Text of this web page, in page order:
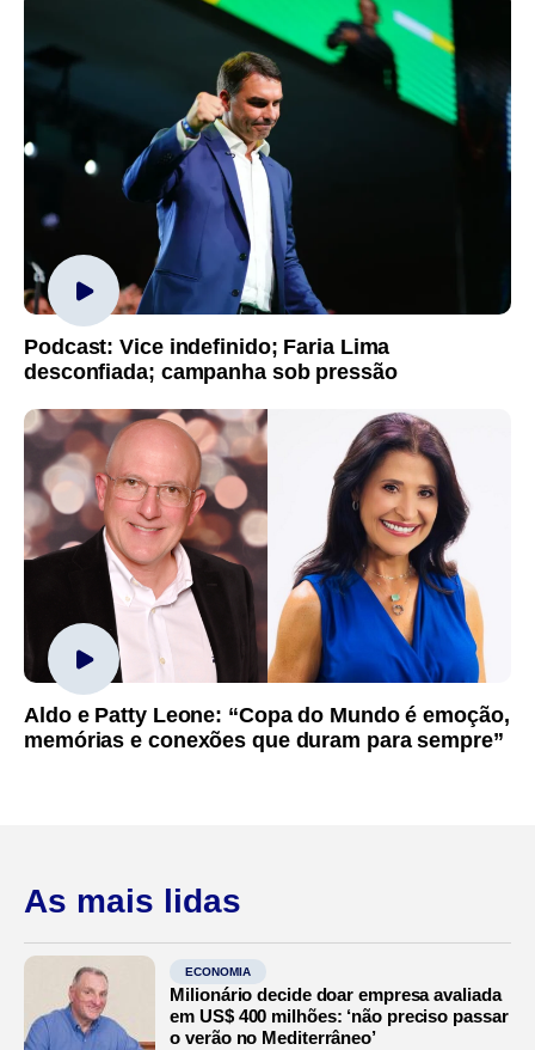
Podcast: Vice indefinido; Faria Lima
desconfiada; campanha sob pressão
Aldo e Patty Leone: “Copa do Mundo é emoção,
memórias e conexões que duram para sempre”
As mais lidas
ECONOMIA
Milionário decide doar empresa avaliada
em US$ 400 milhões: ‘não preciso passar
o verão no Mediterrâneo’